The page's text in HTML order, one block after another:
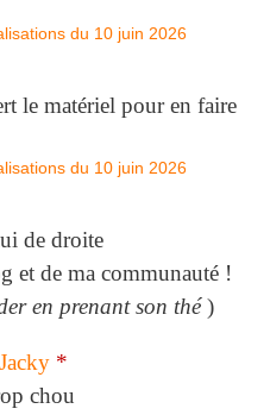
le matériel pour en faire
de droite
et de ma communauté !
en prenant son thé)
*
chou